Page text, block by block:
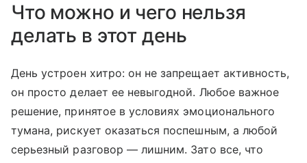
Что можно и чего нельзя
делать в этот день
День устроен хитро: он не запрещает активность,
он просто делает ее невыгодной. Любое важное
решение, принятое в условиях эмоционального
тумана, рискует оказаться поспешным, а любой
серьезный разговор — лишним. Зато все, что